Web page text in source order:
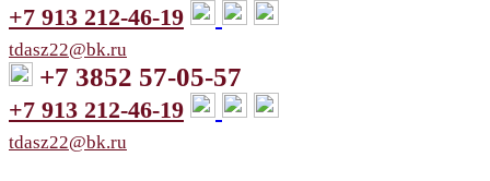
+7 913 212-46-19
tdasz22@bk.ru
+7 3852 57-05-57
+7 913 212-46-19
tdasz22@bk.ru